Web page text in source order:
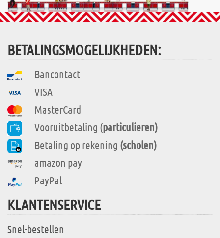
BETALINGSMOGELIJKHEDEN:
Bancontact
VISA
MasterCard
Vooruitbetaling (particulieren)
Betaling op rekening (scholen)
amazon pay
PayPal
KLANTENSERVICE
Snel-bestellen